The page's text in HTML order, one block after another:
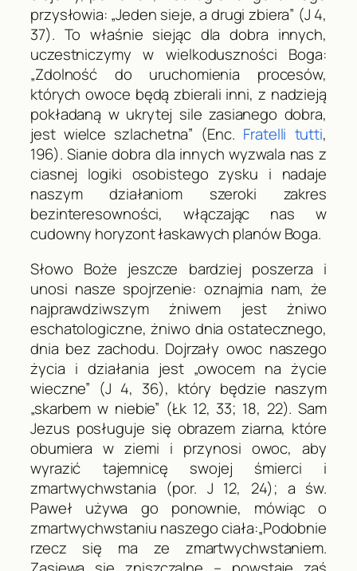
przysłowia: „Jeden sieje, a drugi zbiera” (J 4,
37). To właśnie siejąc dla dobra innych,
uczestniczymy w wielkoduszności Boga:
„Zdolność do uruchomienia procesów,
których owoce będą zbierali inni, z nadzieją
pokładaną w ukrytej sile zasianego dobra,
jest wielce szlachetna” (Enc. Fratelli tutti,
196). Sianie dobra dla innych wyzwala nas z
ciasnej logiki osobistego zysku i nadaje
naszym działaniom szeroki zakres
bezinteresowności, włączając nas w
cudowny horyzont łaskawych planów Boga.
Słowo Boże jeszcze bardziej poszerza i
unosi nasze spojrzenie: oznajmia nam, że
najprawdziwszym żniwem jest żniwo
eschatologiczne, żniwo dnia ostatecznego,
dnia bez zachodu. Dojrzały owoc naszego
życia i działania jest „owocem na życie
wieczne” (J 4, 36), który będzie naszym
„skarbem w niebie” (Łk12, 33; 18, 22). Sam
Jezus posługuje się obrazem ziarna, które
obumiera w ziemi i przynosi owoc, aby
wyrazić tajemnicę swojej śmierci i
zmartwychwstania (por. J 12, 24); a św.
Paweł używa go ponownie, mówiąc o
zmartwychwstaniu naszego ciała:„Podobnie
rzecz się ma ze zmartwychwstaniem.